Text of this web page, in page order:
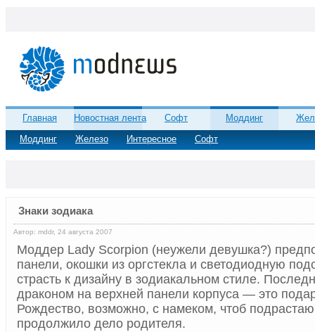
Главная
Новостная лента
Моддинг
Железо Интересное Софт
Софт Моддинг
Знаки зодиака
Автор: mddr, 24 августа 2007
Моддер Lady Scorpion (неужели девушка?)
панели, окошки из оргстекла и светодиодную
страсть к дизайну в зодиакальном стиле.
драконом на верхней панели корпуса — это
Рождество, возможно, с намеком, чтоб
продолжило дело родителя.